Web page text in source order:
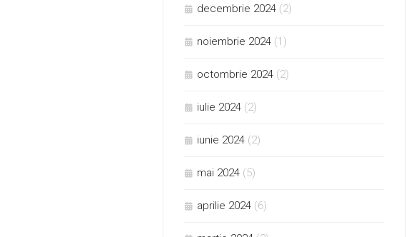
decembrie 2024 (2)
noiembrie 2024 (1)
octombrie 2024 (2)
iulie 2024 (2)
iunie 2024 (2)
mai 2024 (5)
aprilie 2024 (6)